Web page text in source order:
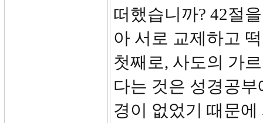
떠했습니까? 42절
아 서로 교제하고
첫째로, 사도의 가
다는 것은 성경공
경이 없었기 때문